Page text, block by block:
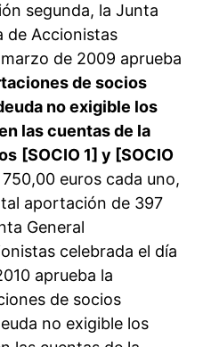
segunda, la Junta
de Accionistas
de 2009 aprueba
de socios
no exigible los
las cuentas de la
[SOCIO 1] y [SOCIO
euros cada uno,
aportación de 397
General
celebrada el día
aprueba la
de socios
no exigible los